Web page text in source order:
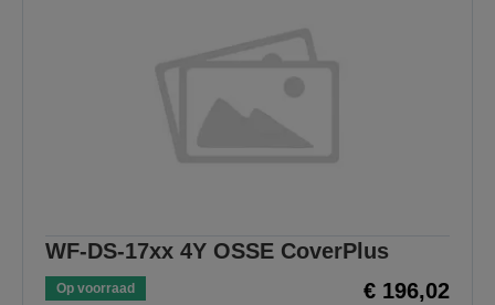
WF-DS-17xx 4Y OSSE CoverPlus
Op voorraad € 196,02